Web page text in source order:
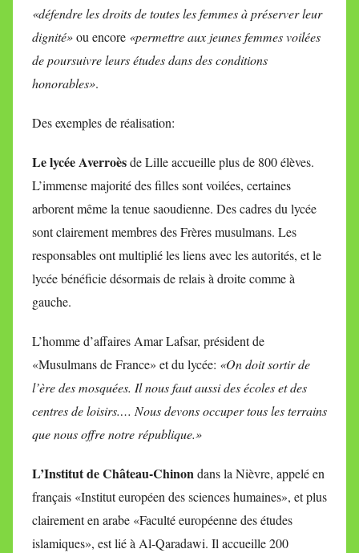
«défendre les droits de toutes les femmes à préserver leur
dignité»ou encore «permettre aux jeunes femmes voilées
de poursuivre leurs études dans des conditions
honorables».
Des exemples de réalisation:
Le lycée Averroèsde Lille accueille plus de 800 élèves.
L’immense majorité des filles sont voilées, certaines
arborent même la tenue saoudienne. Des cadres du lycée
sont clairement membres des Frères musulmans. Les
responsables ont multiplié les liens avec les autorités, et le
lycée bénéficie désormais de relais à droite comme à
gauche.
L’homme d’affaires Amar Lafsar, président de
«Musulmans de France» et du lycée: «On doit sortir de
l’ère des mosquées. Il nous faut aussi des écoles et des
centres de loisirs.… Nous devons occuper tous les terrains
que nous offre notre république.»
L’Institut de Château-Chinondans la Nièvre, appelé en
français «Institut européen des sciences humaines», et plus
clairement en arabe «Faculté européenne des études
islamiques», est lié à Al-Qaradawi. Il accueille 200